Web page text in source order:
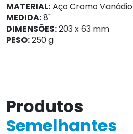
MATERIAL:Aço Cromo Vanádio
MEDIDA:8"
DIMENSÕES:203 x 63 mm
PESO:250 g
Produtos
Semelhantes